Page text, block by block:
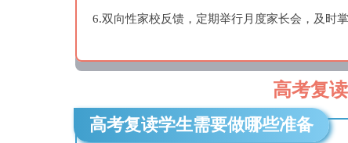
6.双向性家校反馈，定期举行月度家长会，及时
高考复
高考复读学生需要做哪些准备